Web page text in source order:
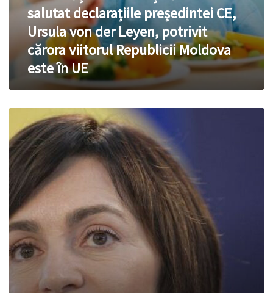
viitorul
Republicii
Moldova
în
salutat declarațiile președintei CE,
Ursula von der Leyen, potrivit
cărora viitorul Republicii Moldova
este în UE
Secretarul
general
adjunct
NATO,
va
efectua
o
vizită
oficială
în
Republica
Moldova